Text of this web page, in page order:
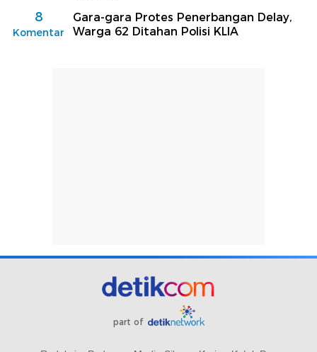
8
Komentar
Gara-gara Protes Penerbangan Delay,
Warga 62 Ditahan Polisi KLIA
part of